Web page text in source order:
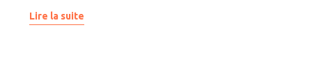
Lire la suite